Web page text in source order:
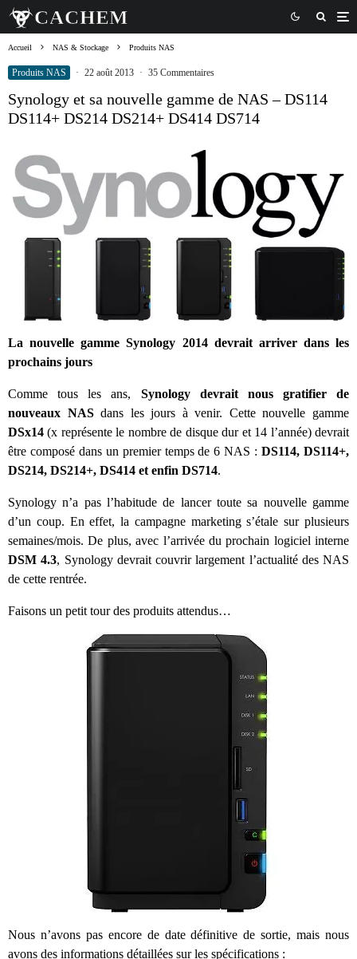
Accueil NAS & Stockage Produits NAS
Produits NAS · 22 août 2013 · 35 Commentaires
Synology et sa nouvelle gamme de NAS – DS114
DS114+ DS214 DS214+ DS414 DS714
La nouvelle gamme Synology 2014 devrait arriver dans les
prochains jours
Comme tous les ans, Synology devrait nous gratifier de
nouveaux NASdans les jours à venir. Cette nouvelle gamme
DSx14 (x représente le nombre de disque dur et 14 l’année) devrait
être composé dans un premier temps de 6 NAS :DS114, DS114+,
DS214, DS214+, DS414 et enfin DS714.
Synology n’a pas l’habitude de lancer toute sa nouvelle gamme
d’un coup. En effet, la campagne marketing s’étale sur plusieurs
semaines/mois. De plus, avec l’arrivée du prochain logiciel interne
DSM 4.3, Synology devrait couvrir largement l’actualité des NAS
de cette rentrée.
Faisons un petit tour des produits attendus…
Nous n’avons pas encore de date définitive de sortie, mais nous
avons des informations détaillées sur les spécifications :